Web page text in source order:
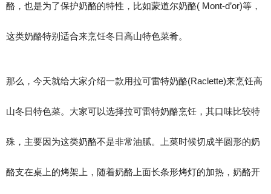
酪，也是为了保护奶酪的特性，比如蒙道尔奶酪( Mont-d’or)等，
这类奶酪特别适合来烹饪冬日高山特色菜肴。
那么，今天就给大家介绍一款用拉可雷特奶酪(Raclette)来烹饪高
山冬日特色菜。大家可以选择拉可雷特奶酪烹饪，其口味比较特
殊，主要因为这类奶酪不是非常油腻。上菜时候切成半圆形的奶
酪支在桌上的烤架上，随着奶酪上面长条形烤灯的加热，奶酪开